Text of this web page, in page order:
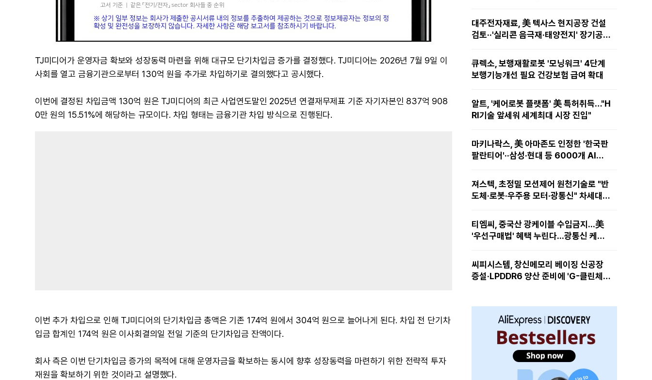
TJ미디어가 운영자금 확보와 성장동력 마련을 위해 대규모 단기차입금 증가를 결정했다. TJ미디어는 2026년 7월 9일 이
사회를 열고 금융기관으로부터 130억 원을 추가로 차입하기로 결의했다고 공시했다.
이번에 결정된 차입금액 130억 원은 TJ미디어의 최근 사업연도말인 2025년 연결재무제표 기준 자기자본인 837억 908
0만 원의 15.51%에 해당하는 규모이다. 차입 형태는 금융기관 차입 방식으로 진행된다.
이번 추가 차입으로 인해 TJ미디어의 단기차입금 총액은 기존 174억 원에서 304억 원으로 늘어나게 된다. 차입 전 단기차
입금 합계인 174억 원은 이사회결의일 전일 기준의 단기차입금 잔액이다.
회사 측은 이번 단기차입금 증가의 목적에 대해 운영자금을 확보하는 동시에 향후 성장동력을 마련하기 위한 전략적 투자
재원을 확보하기 위한 것이라고 설명했다.
대주전자재료, 美 텍사스 현지공장 건설
검토··'실리콘 음극재·태양전지' 장기공급
큐렉소, 보행재활로봇 '모닝워크' 4단계
보행기능개선 필요 건강보험 급여 확대
알트, '케어로봇 플랫폼' 美 특허취득…"H
RI기술 앞세워 세계최대 시장 진입"
마키나락스, 美 아마존도 인정한 '한국판
팔란티어'··삼성·현대 등 6000개 AI모
져스텍, 초정밀 모션제어 원천기술로 "반
도체·로봇·우주용 모터·광통신" 차세대
티엠씨, 중국산 광케이블 수입금지...美
'우선구매법' 혜택 누린다...광통신 케이
씨피시스템, 창신메모리 베이징 신공장
증설·LPDDR6 양산 준비에 'G-클린체